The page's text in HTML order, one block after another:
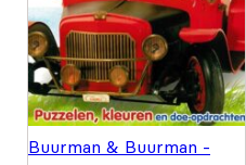
Buurman & Buurman -